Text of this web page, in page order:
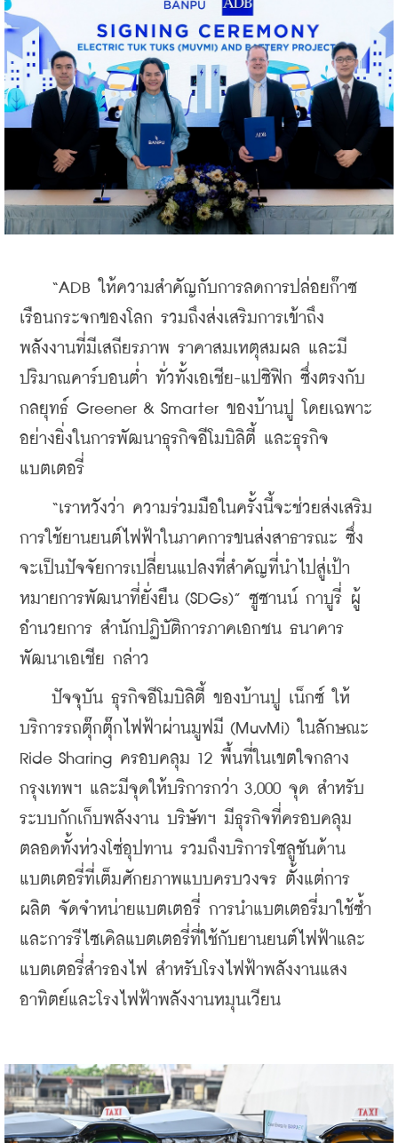
“ADB ให้ความสำคัญกับการลดการปล่อยก๊าซ
เรือนกระจกของโลก รวมถึงส่งเสริมการเข้าถึง
พลังงานที่มีเสถียรภาพ ราคาสมเหตุสมผล และมี
ปริมาณคาร์บอนต่ำ ทั่วทั้งเอเชีย-แปซิฟิก ซึ่งตรงกับ
กลยุทธ์ Greener & Smarter ของบ้านปู โดยเฉพาะ
อย่างยิ่งในการพัฒนาธุรกิจอีโมบิลิตี้ และธุรกิจ
แบตเตอรี่
“เราหวังว่า ความร่วมมือในครั้งนี้จะช่วยส่งเสริม
การใช้ยานยนต์ไฟฟ้าในภาคการขนส่งสาธารณะ ซึ่ง
จะเป็นปัจจัยการเปลี่ยนแปลงที่สำคัญที่นำไปสู่เป้า
หมายการพัฒนาที่ยั่งยืน (SDGs)” ซูซานน์ กาบูรี่ ผู้
อำนวยการ สำนักปฏิบัติการภาคเอกชน ธนาคาร
พัฒนาเอเชีย กล่าว
ปัจจุบัน ธุรกิจอีโมบิลิตี้ ของบ้านปู เน็กซ์ ให้
บริการรถตุ๊กตุ๊กไฟฟ้าผ่านมูฟมี (MuvMi) ในลักษณะ
Ride Sharing ครอบคลุม 12 พื้นที่ในเขตใจกลาง
กรุงเทพฯ และมีจุดให้บริการกว่า 3,000 จุด สำหรับ
ระบบกักเก็บพลังงาน บริษัทฯ มีธุรกิจที่ครอบคลุม
ตลอดทั้งห่วงโซ่อุปทาน รวมถึงบริการโซลูชันด้าน
แบตเตอรี่ที่เต็มศักยภาพแบบครบวงจร ตั้งแต่การ
ผลิต จัดจำหน่ายแบตเตอรี่ การนำแบตเตอรี่มาใช้ซ้ำ
และการรีไซเคิลแบตเตอรี่ที่ใช้กับยานยนต์ไฟฟ้าและ
แบตเตอรี่สำรองไฟ สำหรับโรงไฟฟ้าพลังงานแสง
อาทิตย์และโรงไฟฟ้าพลังงานหมุนเวียน